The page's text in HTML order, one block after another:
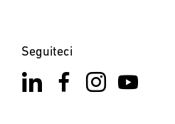
Seguiteci